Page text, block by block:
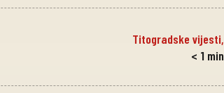
Titogradske vijesti,
< 1 min